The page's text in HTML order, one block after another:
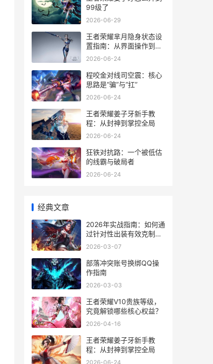
99级了
2026-06-29
王者荣耀芈月隐身状态设
置指南：从界面操作到实
战应用
2026-06-24
程咬金对线司空震：核心
思路是“骗”与“扛”
2026-06-24
王者荣耀姜子牙新手教
程：从封神到掌控全局
2026-06-24
狂铁对抗路：一个被低估
的线霸与破局者
2026-06-24
经典文章
2026年实战指南：如何通
过针对性出装有效克制元
歌
2026-03-07
部落冲突账号换绑QQ操
作指南
2026-03-03
王者荣耀V10贵族等级，
究竟解锁哪些核心权益？
2026-04-16
王者荣耀姜子牙新手教
程：从封神到掌控全局
2026-06-24